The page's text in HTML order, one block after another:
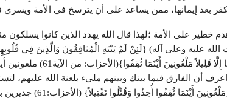
بعد إيمانها، ممن يساعد على أن يترسخ في الأمة ويسري
خطير على الأمة ؛لهذا قال الله يهدد الذين كانوا
عليه وعلى آله) {لَئِنْ لَمْ يَنْتَهِ الْمُنَافِقُونَ وَالَّذِينَ فِي
ثُمَّ لا يُجَاوِرُونَكَ فِيهَا إِلَّا
أن الفارق فيما بينك وبينهم مليء بلعنة الله عليهم،
فلتكن حذراً منهم